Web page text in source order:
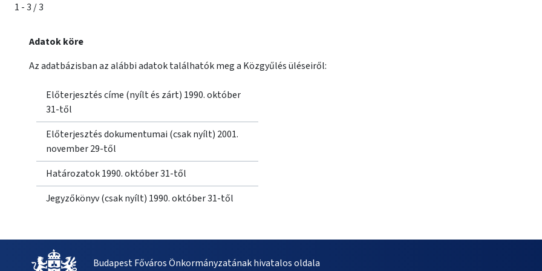
1 - 3 / 3
Adatok köre
Az adatbázisban az alábbi adatok találhatók meg a Közgyűlés üléseiről:
Előterjesztés címe (nyílt és zárt) 1990. október
31-től
Előterjesztés dokumentumai (csak nyílt) 2001.
november 29-től
Határozatok 1990. október 31-től
Jegyzőkönyv (csak nyílt) 1990. október 31-től
Budapest Főváros Önkormányzatának hivatalos oldala